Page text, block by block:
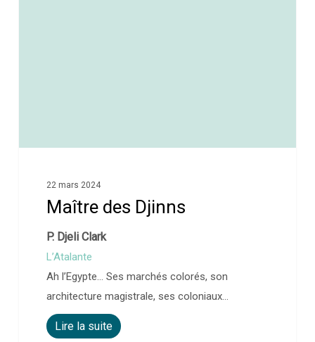
22 mars 2024
Maître des Djinns
P. Djeli Clark
L’Atalante
Ah l’Egypte… Ses marchés colorés, son
architecture magistrale, ses coloniaux…
Lire la suite